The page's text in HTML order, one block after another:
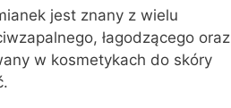
jest znany z wielu
łagodzącego oraz
w kosmetykach do skóry